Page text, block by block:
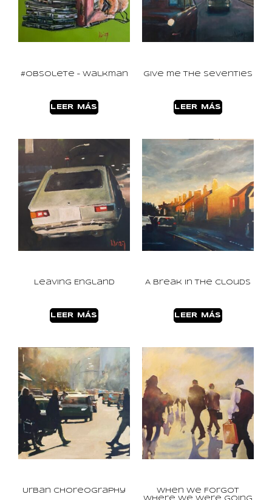
#Obsolete – Walkman
LEER MÁS
Give me the Seventies
LEER MÁS
Leaving England
LEER MÁS
A Break in the Clouds
LEER MÁS
Urban Choreography
When we Forgot